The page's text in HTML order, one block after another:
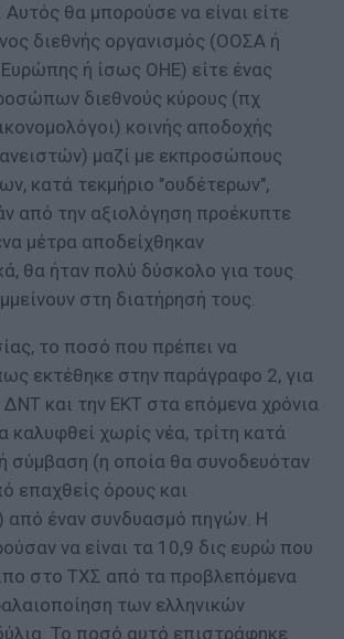
θα μπορούσε να είναι είτε
διεθνής οργανισμός (ΟΟΣΑ ή
ή ίσως ΟΗΕ) είτε ένας
διεθνούς κύρους (πχ
κοινής αποδοχής
μαζί με εκπροσώπους
κατά τεκμήριο "ουδέτερων",
από την αξιολόγηση προέκυπτε
μέτρα αποδείχθηκαν
θα ήταν πολύ δύσκολο για τους
στη διατήρησή τους.
το ποσό που πρέπει να
εκτέθηκε στην παράγραφο 2, για
και την ΕΚΤ στα επόμενα χρόνια
καλυφθεί χωρίς νέα, τρίτη κατά
σύμβαση (η οποία θα συνοδευόταν
επαχθείς όρους και
από έναν συνδυασμό πηγών. Η
να είναι τα 10,9 δις ευρώ που
στο ΤΧΣ από τα προβλεπόμενα
των ελληνικών
Το ποσό αυτό επιστράφηκε